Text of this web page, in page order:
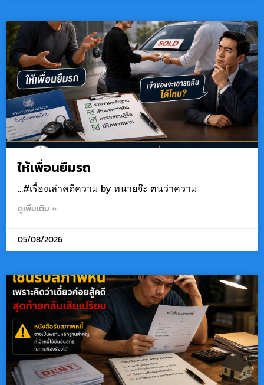
ให้เพื่อนยืมรถ
…#เรื่องเล่าคดีความ by ทนายจ๊ะ ฅนว่าความ
ดูเพิ่มเติม »
05/08/2026